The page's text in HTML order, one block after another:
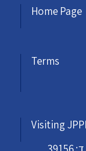
Home Page
Terms
Visiting JPPI